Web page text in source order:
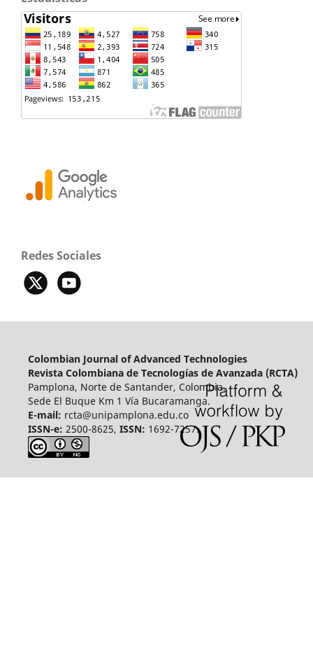
Redes Sociales
Colombian Journal of Advanced Technologies
Revista Colombiana de Tecnologías de Avanzada (RCTA)
Pamplona, Norte de Santander, Colombia.
Sede El Buque Km 1 Vía Bucaramanga.
E-mail: rcta@unipamplona.edu.co
ISSN-e: 2500-8625, ISSN: 1692-7257.